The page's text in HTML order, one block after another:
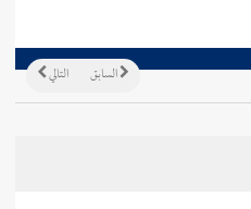
التالي السابق